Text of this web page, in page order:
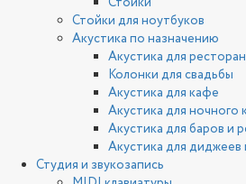
Стойки для ноутбуков
Акустика по назначению
Акустика для
Колонки для свадьбы
Акустика для кафе
Акустика для ночного
Акустика для баров и
Акустика для
Студия и звукозапись